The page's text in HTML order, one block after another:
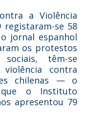
a Violência
registaram-se 58
jornal espanhol
os protestos
têm-se
contra
chilenas — o
que o Instituto
apresentou 79